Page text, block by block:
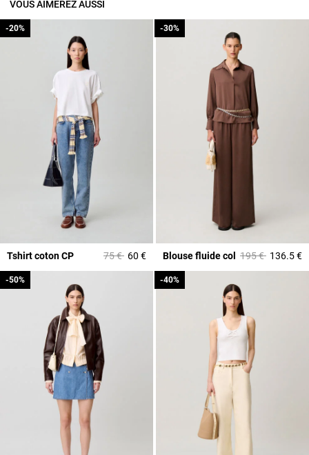
VOUS AIMEREZ AUSSI
Tshirt coton CP Prix réduit à partir de
75 €à
-20%
60 €
-20%
Blouse fluide col Prix réduit à
195 €à
-30%
136.5 €
-30%
-50%
-50% -40%
-40%